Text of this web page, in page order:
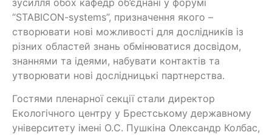
“STABICON-systems”, призначення якого –
створювати нові можливості для дослідників із
різних областей знань обмінюватися досвідом,
знаннями та ідеями, набувати контактів та
утворювати нові дослідницькі партнерства.
Гостями пленарної секції стали директор
Екологічного центру у Брестському державному
університету імені О.С. Пушкіна Олександр Колбас,